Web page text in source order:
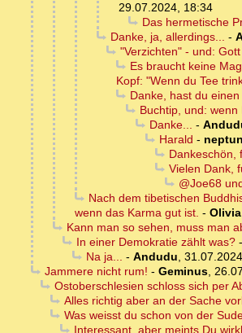
29.07.2024, 18:34
Das hermetische
Danke, ja, allerdings... -
"Verzichten" - und:
Es braucht keine
Kopf: "Wenn du Tee
Danke, hast du
Buchtip, und:
Danke... -
Harald - neptun
Dankeschön,
Vielen Dank,
@Joe68
Nach dem tibetischen
wenn das Karma gut ist. - Olivia
Kann man so sehen, muss man
In einer Demokratie zählt was?-
Na ja... - Andudu,
Jammere nicht rum! - Geminus,
Ostoberschlesien schloss sich per
Alles richtig aber an der Sache
Was weisst du schon von der
Interessant, aber meints Du